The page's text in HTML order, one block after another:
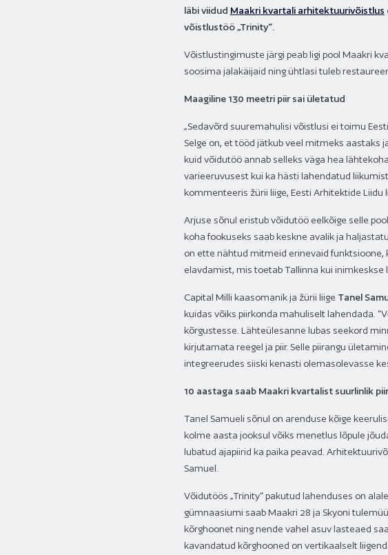
läbi viidud Maakri kvartali arhitektuurivõistlus
võistlustöö „Trinity“.
Võistlustingimuste järgi peab ligi pool Maakri
soosima jalakäijaid ning ühtlasi tuleb
Maagiline 130 meetri piir sai ületatud
„Sedavõrd suuremahulisi võistlusi ei toimu
Selge on, et tööd jätkub veel mitmeks aastaks
kuid võidutöö annab selleks väga hea
varieeruvusest kui ka hästi lahendatud
kommenteeris žürii liige, Eesti Arhitektide Liidu
Arjuse sõnul eristub võidutöö eelkõige selle
koha fookuseks saab keskne avalik ja
on ette nähtud mitmeid erinevaid funktsioone,
elavdamist, mis toetab Tallinna kui inimkeskse
Capital Milli kaasomanik ja žürii liige Tanel
kuidas võiks piirkonda mahuliselt lahendada.
kõrgustesse. Lähteülesanne lubas seekord
kirjutamata reegel ja piir. Selle piirangu
integreerudes siiski kenasti olemasolevasse
10 aastaga saab Maakri kvartalist suurlinlik
Tanel Samueli sõnul on arenduse kõige
kolme aasta jooksul võiks menetlus lõpule
lubatud ajapiirid ka paika peavad.
Samuel.
Võidutöös „Trinity“ pakutud lahenduses on
gümnaasiumi saab Maakri 28 ja Skyoni
kõrghoonet ning nende vahel asuv lasteaed
kavandatud kõrghooned on vertikaalselt